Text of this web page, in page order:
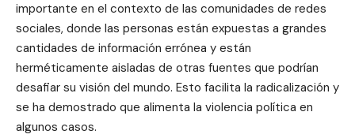
importante en el contexto de las comunidades de redes
sociales, donde las personas están expuestas a grandes
cantidades de información errónea y están
herméticamente aisladas de otras fuentes que podrían
desafiar su visión del mundo. Esto facilita la radicalización y
se ha demostrado que alimenta la violencia política en
algunos casos.